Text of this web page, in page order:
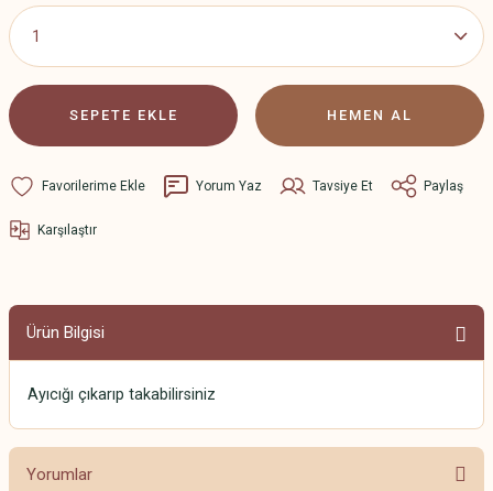
SEPETE EKLE HEMEN AL
Yorum Yaz Tavsiye Et Paylaş
Karşılaştır
Ürün Bilgisi
Ayıcığı çıkarıp takabilirsiniz
Yorumlar